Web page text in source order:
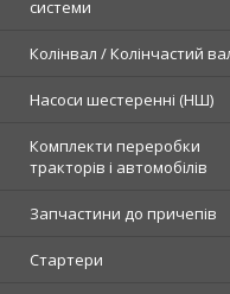
системи
Колінвал / Колінчастий
Насоси шестеренні (НШ)
Комплекти переробки
тракторів і автомобілів
Запчастини до причепів
Стартери